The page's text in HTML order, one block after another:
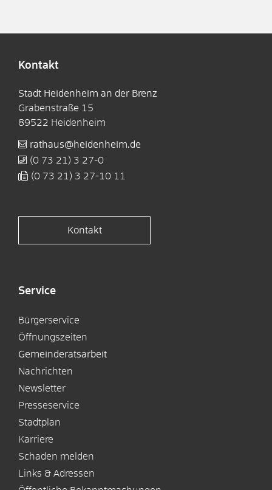
Kontakt
Stadt Heidenheim an der Brenz
Grabenstraße 15
89522 Heidenheim
rathaus@heidenheim.de
(0 73 21) 3 27-0
(0 73 21) 3 27-10 11
Kontakt
Service
Bürgerservice
Öffnungszeiten
Gemeinderatsarbeit
Nachrichten
Newsletter
Presseservice
Stadtplan
Karriere
Schaden melden
Links & Adressen